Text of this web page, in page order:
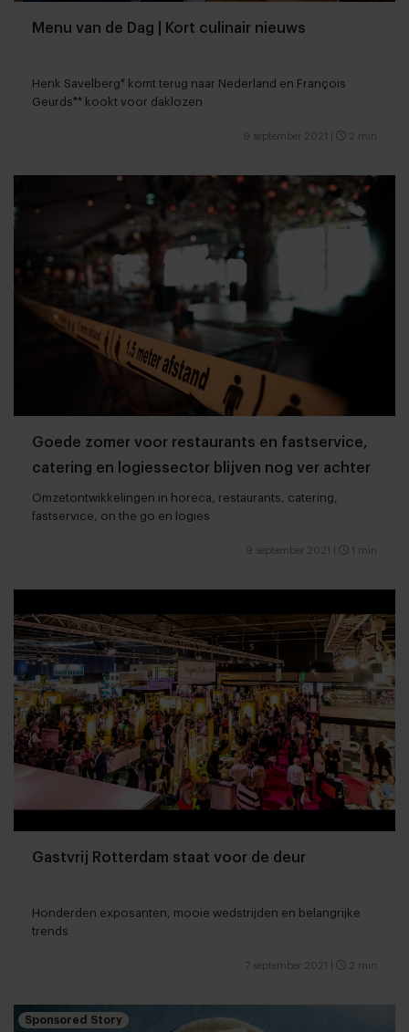
Menu van de Dag | Kort culinair nieuws
Henk Savelberg* komt terug naar Nederland en François
Geurds** kookt voor daklozen
9 september 2021 2 min
Goede zomer voor restaurants en fastservice,
catering en logiessector blijven nog ver achter
Omzetontwikkelingen in horeca, restaurants, catering,
fastservice, on the go en logies
9 september 2021 1 min
Gastvrij Rotterdam staat voor de deur
Honderden exposanten, mooie wedstrijden en belangrijke
trends
7 september 2021 2 min
Sponsored Story